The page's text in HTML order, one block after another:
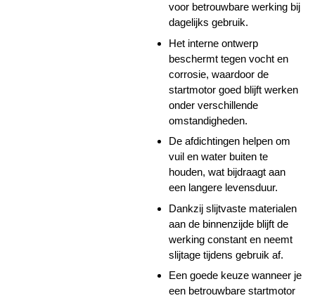
voor betrouwbare werking bij
dagelijks gebruik.
Het interne ontwerp
beschermt tegen vocht en
corrosie, waardoor de
startmotor goed blijft werken
onder verschillende
omstandigheden.
De afdichtingen helpen om
vuil en water buiten te
houden, wat bijdraagt aan
een langere levensduur.
Dankzij slijtvaste materialen
aan de binnenzijde blijft de
werking constant en neemt
slijtage tijdens gebruik af.
Een goede keuze wanneer je
een betrouwbare startmotor